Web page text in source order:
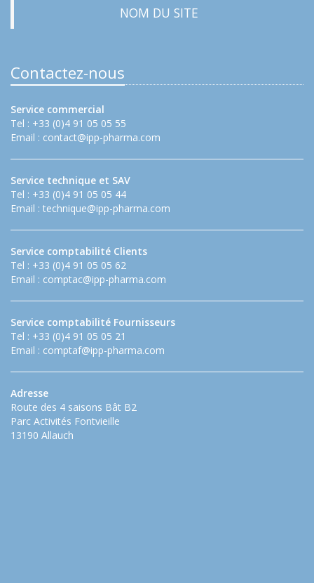
NOM DU SITE
Contactez-nous
Service commercial
Tel : +33 (0)4 91 05 05 55
Email : contact@ipp-pharma.com
Service technique et SAV
Tel : +33 (0)4 91 05 05 44
Email : technique@ipp-pharma.com
Service comptabilité Clients
Tel : +33 (0)4 91 05 05 62
Email : comptac@ipp-pharma.com
Service comptabilité Fournisseurs
Tel : +33 (0)4 91 05 05 21
Email : comptaf@ipp-pharma.com
Adresse
Route des 4 saisons Bât B2
Parc Activités Fontvieille
13190 Allauch